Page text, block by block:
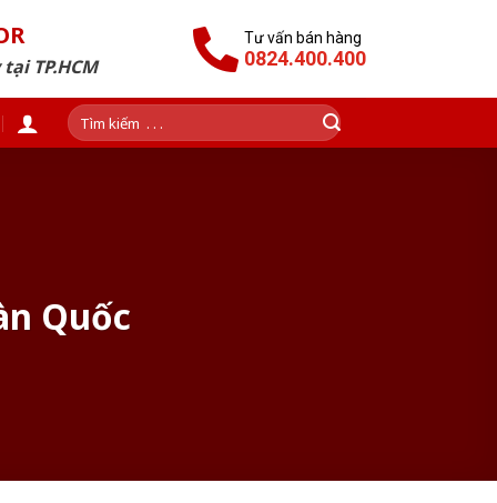
TP.HCM
Tư vấn bán hàng
0824.400.400
Tìm
kiếm:
Quốc